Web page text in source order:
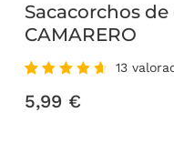
Sacacorchos
CAMARERO
con
4.77
de
13
5,99 €